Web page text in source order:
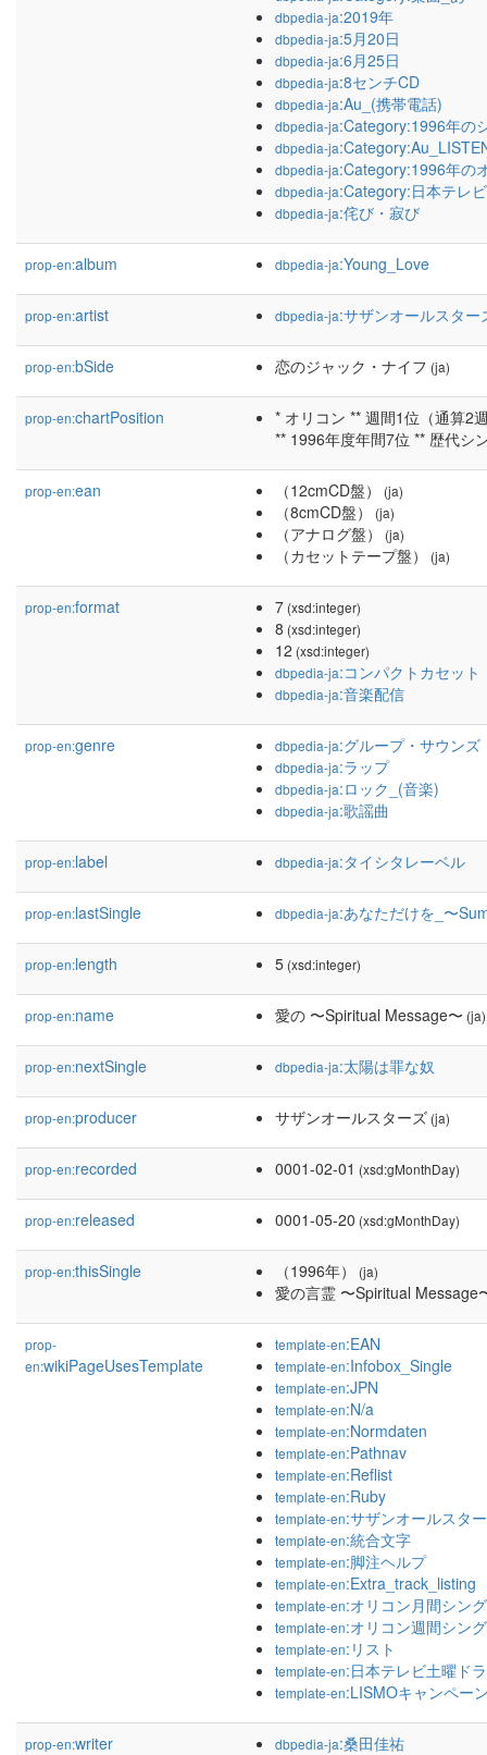
dbpedia-ja:2019年
dbpedia-ja:5月20日
dbpedia-ja:6月25日
dbpedia-ja:8センチCD
dbpedia-ja:Au_(携帯電話)
dbpedia-ja:Category:1996年の
dbpedia-ja
dbpedia-ja:Category:1996年の
dbpedia-ja:Category:日本テレ
dbpedia-ja:侘び・寂び
prop-en:album dbpedia-ja:Young_Love
prop-en:artist dbpedia-ja:サザンオールスター
prop-en:bSide 恋のジャック・ナイフ (ja)
prop-en:chartPosition
* オリコン ** 週間1位（通算2
** 1996年度年間7位 ** 歴代シ
prop-en:ean （12cmCD盤） (ja)
（8cmCD盤） (ja)
（アナログ盤） (ja)
（カセットテープ盤） (ja)
prop-en:format 7 (xsd:integer)
8 (xsd:integer)
12 (xsd:integer)
dbpedia-ja:コンパクトカセット
dbpedia-ja:音楽配信
prop-en:genre dbpedia-ja:グループ・サウンズ
dbpedia-ja:ラップ
dbpedia-ja:ロック_(音楽)
dbpedia-ja:歌謡曲
prop-en:label dbpedia-ja:タイシタレーベル
prop-en:lastSingle dbpedia-ja:あなただけを_〜
prop-en:length 5 (xsd:integer)
prop-en:name 愛の 〜Spiritual Message〜 (ja)
prop-en:nextSingle dbpedia-ja:太陽は罪な奴
prop-en:producer サザンオールスターズ (ja)
prop-en:recorded 0001-02-01 (xsd:gMonthDay)
prop-en:released 0001-05-20 (xsd:gMonthDay)
prop-en:thisSingle （1996年） (ja)
愛の言霊 〜Spiritual Message
prop-
en:wikiPageUsesTemplate
template-en:EAN
template-en:Infobox_Single
template-en:JPN
template-en:N/a
template-en:Normdaten
template-en:Pathnav
template-en:Reflist
template-en:Ruby
template-en:サザンオールスタ
template-en:統合文字
template-en:脚注ヘルプ
template-en:Extra_track_listing
template-en:オリコン月間シン
template-en:オリコン週間シン
template-en:リスト
template-en:日本テレビ土曜ド
template-en:LISMOキャンペー
prop-en:writer dbpedia-ja:桑田佳祐